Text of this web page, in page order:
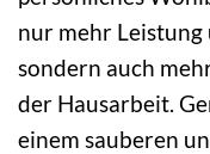
nur mehr Leistung
sondern auch
der Hausarbeit.
einem sauberen